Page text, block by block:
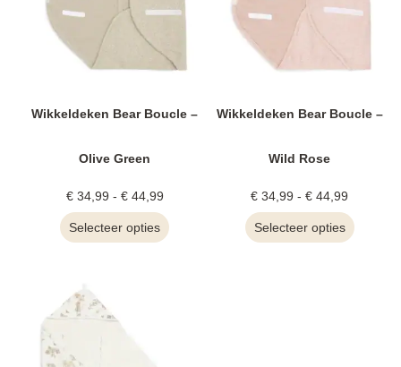
Wikkeldeken Bear Boucle –
Olive Green
€34,99 - €44,99
Selecteer opties
Wikkeldeken Bear Boucle –
Wild Rose
€ 34,99 - € 44,99
Selecteer opties